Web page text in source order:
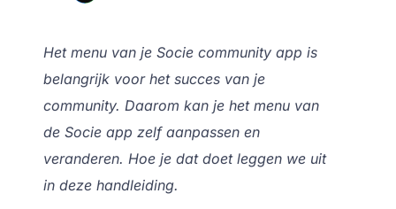
Het menu van je Socie community app is
belangrijk voor het succes van je
community. Daarom kan je het menu van
de Socie app zelf aanpassen en
veranderen. Hoe je dat doet leggen we uit
in deze handleiding.